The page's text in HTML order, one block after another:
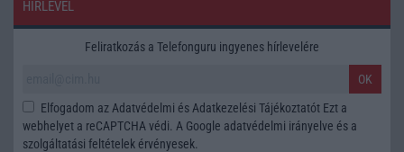
HÍRLEVÉL
Feliratkozás a Telefonguru ingyenes hírlevelére
OK
Elfogadom az Adatvédelmi és Adatkezelési Tájékoztatót Ezt a
webhelyet a reCAPTCHA védi. A Google adatvédelmi irányelve és a
szolgáltatási feltételek érvényesek.